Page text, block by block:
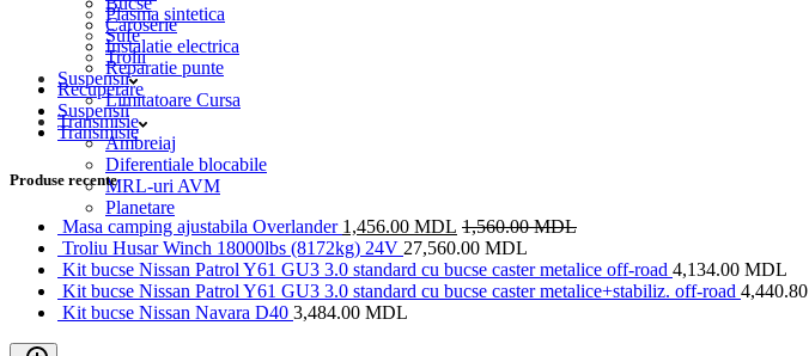
Plasma sintetica
Sufe
Trolii
Suspensii
Limitatoare Cursa
Transmisie
Ambreiaj
Diferentiale blocabile
MRL-uri AVM
Planetare
Caroserie
Instalatie electrica
Reparatie punte
Recuperare
Suspensii
Transmisie
Produse recente
Masa camping ajustabila Overlander 1,456.00 MDL 1,560.00MDL
Troliu Husar Winch 18000lbs (8172kg) 24V 27,560.00 MDL
Kit bucse Nissan Patrol Y61 GU3 3.0 standard cu bucse caster metalice off-road 4,134.00 MDL
Kit bucse Nissan Patrol Y61 GU3 3.0 standard cu bucse caster metalice+stabiliz. off-road 4,440.80
Kit bucse Nissan Navara D40 3,484.00 MDL